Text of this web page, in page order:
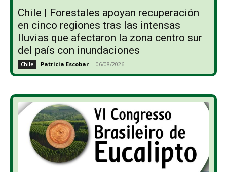
Chile | Forestales apoyan recuperación
en cinco regiones tras las intensas
lluvias que afectaron la zona centro sur
del país con inundaciones
Chile Patricia Escobar - 06/08/2026